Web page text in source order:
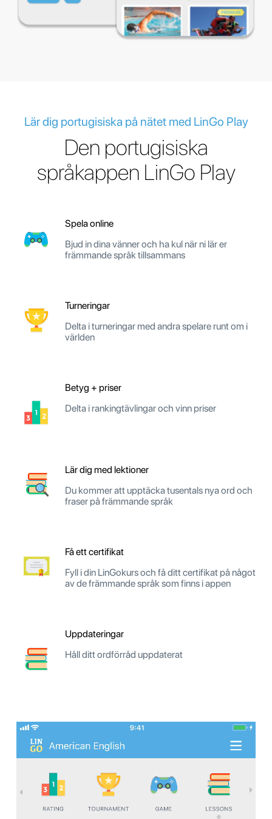
Lär dig portugisiska på nätet med LinGo Play
Den portugisiska
språkappen LinGo Play
Spela online
Bjud in dina vänner och ha kul när ni lär er
främmande språk tillsammans
Turneringar
Delta i turneringar med andra spelare runt om i
världen
Betyg + priser
Delta i rankingtävlingar och vinn priser
Lär dig med lektioner
Du kommer att upptäcka tusentals nya ord och
fraser på främmande språk
Få ett certifikat
Fyll i din LinGokurs och få ditt certifikat på något
av de främmande språk som finns i appen
Uppdateringar
Håll ditt ordförråd uppdaterat